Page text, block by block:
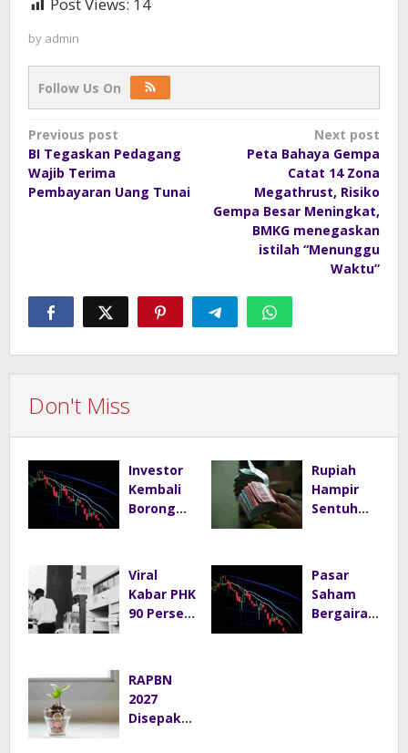
Post Views: 14
by admin
Follow Us On
Post
navigation
Previous post
BI Tegaskan Pedagang
Wajib Terima
Pembayaran Uang Tunai
Next post
Peta Bahaya Gempa
Catat 14 Zona
Megathrust, Risiko
Gempa Besar Meningkat,
BMKG menegaskan
istilah “Menunggu
Waktu”
Don't Miss
Investor
Kembali
Borong
Menguat
ke Level
5.912 Sore
Ini
Rupiah
Hampir
Sentuh
Respons
Resmi
Bank
Viral
Kabar PHK
90 Persen
Beri
Klarifikasi
Resmi
Pasar
Saham
Bergairah,
RAPBN
2027
Disepakat